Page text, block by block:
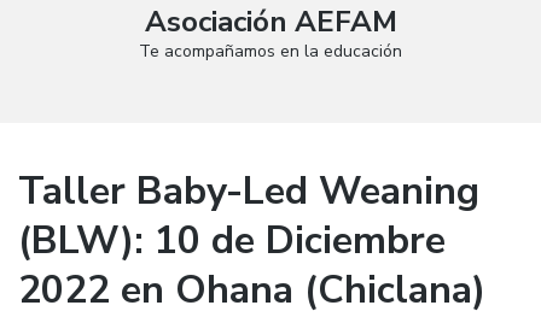
Asociación AEFAM
Te acompañamos en la educación
Taller Baby-Led Weaning
(BLW): 10 de Diciembre
2022 en Ohana (Chiclana)